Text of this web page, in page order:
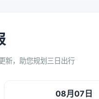
新，助您规划三日出行
08月07日